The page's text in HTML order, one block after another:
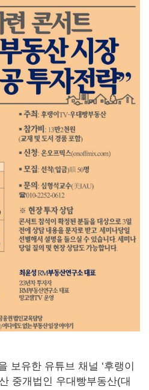
보유한 유튜브 채널 ‘후랭이
중개법인 우대빵부동산(대